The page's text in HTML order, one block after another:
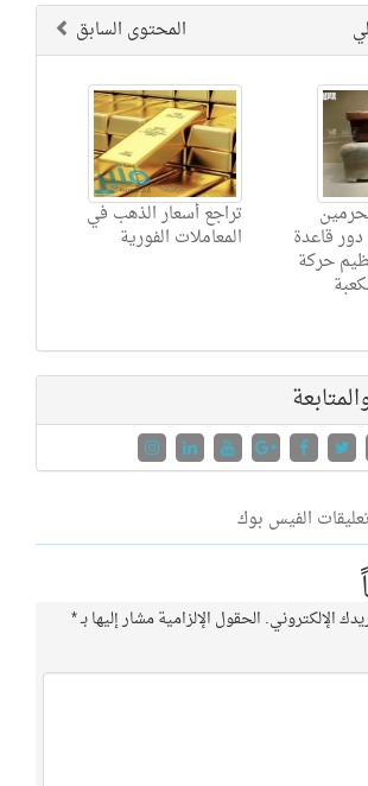
المحتوى السابق
تراجع أسعار الذهب في
المعاملات الفورية قاعدة
حركة
الفيس بوك
الإلكتروني. الحقول الإلزامية مشار إليها بـ*